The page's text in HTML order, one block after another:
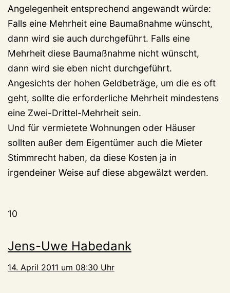
Angelegenheit entsprechend angewandt würde:
Falls eine Mehrheit eine Baumaßnahme wünscht,
dann wird sie auch durchgeführt. Falls eine
Mehrheit diese Baumaßnahme nicht wünscht,
dann wird sie eben nicht durchgeführt.
Angesichts der hohen Geldbeträge, um die es oft
geht, sollte die erforderliche Mehrheit mindestens
eine Zwei-Drittel-Mehrheit sein.
Und für vermietete Wohnungen oder Häuser
sollten außer dem Eigentümer auch die Mieter
Stimmrecht haben, da diese Kosten ja in
irgendeiner Weise auf diese abgewälzt werden.
10
Jens-Uwe Habedank
14. April 2011 um 08:30 Uhr